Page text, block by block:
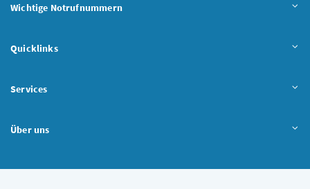
Wichtige Notrufnummern
Quicklinks
Services
Über uns